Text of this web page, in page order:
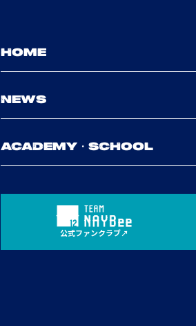
HOME
NEWS
ACADEMY・SCHOOL
公式ファンクラブ